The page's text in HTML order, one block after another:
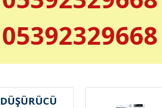
05392329668